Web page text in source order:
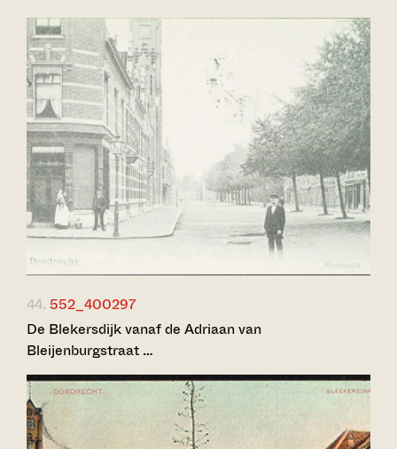
44. 552_400297
De Blekersdijk vanaf de Adriaan van
Bleijenburgstraat …